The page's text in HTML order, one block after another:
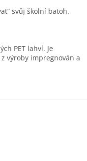
svůj školní batoh.
PET lahví. Je
výroby impregnován a